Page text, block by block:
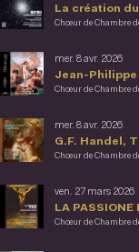
La création
Chœur de Chambre
Jean-Philippe
mer. 8 avr. 2026
Chœur de Chambre
G.F. Handel,
mer. 8 avr. 2026
Chœur de Chambre
LA PASSIONE
ven. 27 mars 2026
Chœur de Chambre